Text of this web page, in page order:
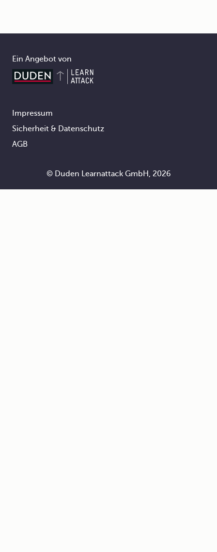
Ein Angebot von
Footer
Impressum
Sicherheit & Datenschutz
AGB
© Duden Learnattack GmbH, 2026